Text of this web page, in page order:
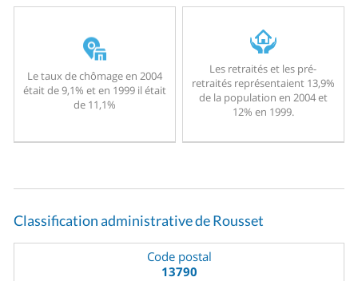
Le taux de chômage en 2004
était de 9,1% et en 1999 il était
de 11,1%
Les retraités et les pré-
retraités représentaient 13,9%
de la population en 2004 et
12% en 1999.
Classification administrative de Rousset
Code postal
13790